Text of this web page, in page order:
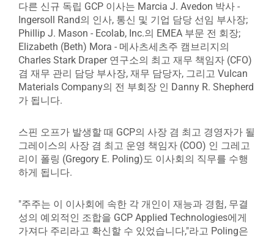
다른 신규 독립 GCP 이사는 Marcia J. Avedon 박사 -
Ingersoll Rand의 인사, 통신 및 기업 담당 선임 부사장;
Phillip J. Mason - Ecolab, Inc.의 EMEA 부문 전 회장;
Elizabeth (Beth) Mora - 메사츠세츠주 캠브리지의
Charles Stark Draper 연구소의 최고 재무 책임자 (CFO)
겸 재무 관리 담당 부사장, 재무 담당자, 그리고 Vulcan
Materials Company의 전 부회장 인 Danny R. Shepherd
가 됩니다.
스핀 오프가 발생할 때 GCP의 사장 겸 최고 경영자가 될
그레이스의 사장 겸 최고 운영 책임자 (COO) 인 그레고
리이 폴링 (Gregory E. Poling)도 이사회의 직무를 수행
하게 됩니다.
"주주는 이 이사회에 속한 각 개인이 재능과 경험, 무결
성의 예외적인 조합을 GCP Applied Technologies에게
가져다 주리라고 확신할 수 있었습니다,"라고 Poling은